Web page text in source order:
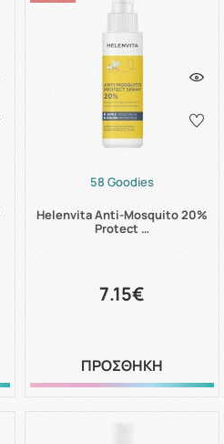
58 Goodies
Helenvita Anti-Mosquito 20%
Protect …
7.15€
ΠΡΟΣΘΗΚΗ